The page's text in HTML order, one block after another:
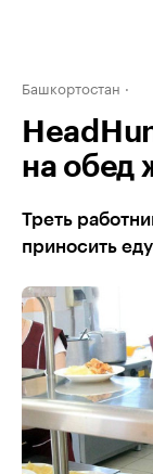
Башкортостан
на обед
Треть
приносить